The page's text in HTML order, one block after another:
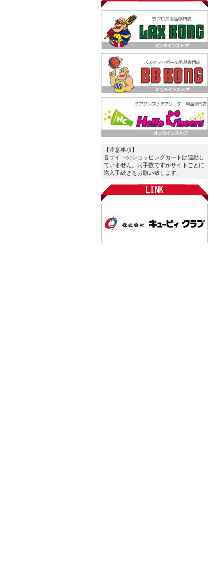
【注意事項】
各サイトのショッピングカートは連動し
ていません。お手数ですがサイトごとに
購入手続きをお願い致します。